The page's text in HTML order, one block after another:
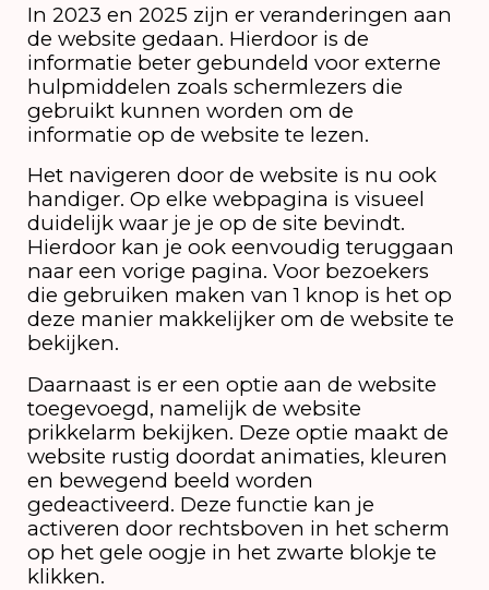
In 2023 en 2025 zijn er veranderingen aan
de website gedaan. Hierdoor is de
informatie beter gebundeld voor externe
hulpmiddelen zoals schermlezers die
gebruikt kunnen worden om de
informatie op de website te lezen.
Het navigeren door de website is nu ook
handiger. Op elke webpagina is visueel
duidelijk waar je je op de site bevindt.
Hierdoor kan je ook eenvoudig teruggaan
naar een vorige pagina. Voor bezoekers
die gebruiken maken van 1 knop is het op
deze manier makkelijker om de website te
bekijken.
Daarnaast is er een optie aan de website
toegevoegd, namelijk de website
prikkelarm bekijken. Deze optie maakt de
website rustig doordat animaties, kleuren
en bewegend beeld worden
gedeactiveerd. Deze functie kan je
activeren door rechtsboven in het scherm
op het gele oogje in het zwarte blokje te
klikken.